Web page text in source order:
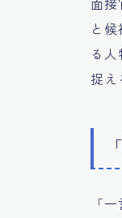
と
る
捉
「